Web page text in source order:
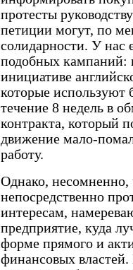
протесты
петиции могут, по
солидарности. У нас
подобных кампаний:
инициативе
которые используют
течение 8 недель в
контракта, который
движение мало-
работу.
Однако, несомненно,
непосредственно
интересам,
предприятие, куда
форме прямого и
финансовых